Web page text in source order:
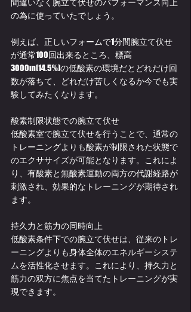
間違いなく腕立て伏せのパフォーマンス向上
の為に使っていたでしょう。
例えば、正しいフォームで1分間腕立て伏せ
が通常100回出来るところ、標高
3000m(14.5%)の低酸素の環境だとどれだけ回
数が落ちて、どれだけ苦しくなるか今でも実
験してみたくなります。
酸素制限状態での腕立て伏せ
低酸素室で腕立て伏せを行うことで、通常の
トレーニングよりも酸素が制限された状態で
のエクササイズが可能となります。これによ
り、有酸素と無酸素運動の両方の代謝経路が
刺激され、効果的なトレーニングが期待され
ます。
持久力と筋力の同時向上
低酸素条件下での腕立て伏せは、従来のトレ
ーニングよりも身体全体のエネルギーシステ
ムを活性化させます。これにより、持久力と
筋力の双方に焦点を当てたトレーニングが実
現できます。